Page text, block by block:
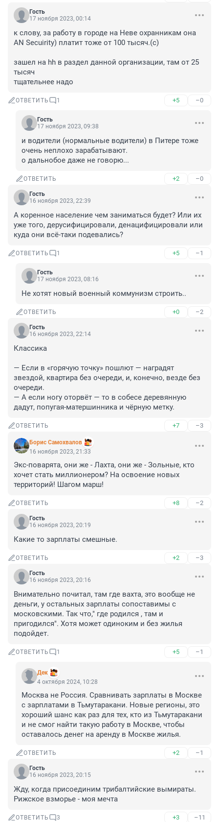
Гость
17 ноября 2023, 00:14
к слову, за работу в городе на Неве охранникам она
AN Secuirity) платит тоже от 100 тысяч.(c)
зашел на hh в раздел данной организации, там от 25
тысяч
тщательнее надо
ОТВЕТИТЬ 1 +5 –0
Гость
17 ноября 2023, 09:38
и водители (нормальные водители) в Питере тоже
очень неплохо зарабатывают.
о дальнобое даже не говорю...
ОТВЕТИТЬ +2 –0
Гость
16 ноября 2023, 22:39
А коренное население чем заниматься будет? Или их
уже того, дерусифицировали, денацифицировали или
куда они всё-таки подевались?
ОТВЕТИТЬ 1 +5 –1
Гость
17 ноября 2023, 08:16
Не хотят новый военный коммунизм строить..
ОТВЕТИТЬ +0 –2
Гость
16 ноября 2023, 22:14
Классика
— Если в «горячую точку» пошлют — наградят
звездой, квартира без очереди, и, конечно, везде без
очереди.
— А если ногу оторвёт — то в собесе деревянную
дадут, попугая-матершинника и чёрную метку.
ОТВЕТИТЬ +7 –3
Борис Самохвалов
16 ноября 2023, 21:33
Экс-поварята, они же - Лахта, они же - Зольные, кто
хочет стать миллионером? На освоение новых
территорий! Шагом марш!
ОТВЕТИТЬ +8 –2
Гость
16 ноября 2023, 20:19
Какие то зарплаты смешные.
ОТВЕТИТЬ +2 –3
Гость
16 ноября 2023, 20:16
Внимательно почитал, там где вахта, это вообще не
деньги, у остальных зарплаты сопоставимы с
московскими. Так что," где родился , там и
пригодился". Хотя может одиноким и без жилья
подойдет.
ОТВЕТИТЬ 1 +5 –1
Дек
4 октября 2024, 10:28
Москва не Россия. Сравнивать зарплаты в Москве
с зарплатами в Тьмутаракани. Новые регионы, это
хороший шанс как раз для тех, кто из Тьмутаракани
и не смог найти такую работу в Москве, чтобы
оставалось денег на аренду в Москве жилья.
ОТВЕТИТЬ +2 –1
Гость
16 ноября 2023, 20:15
Жду, когда присоединим трибалтийские вымираты.
Рижское взморье - моя мечта
ОТВЕТИТЬ 3 +3 –11